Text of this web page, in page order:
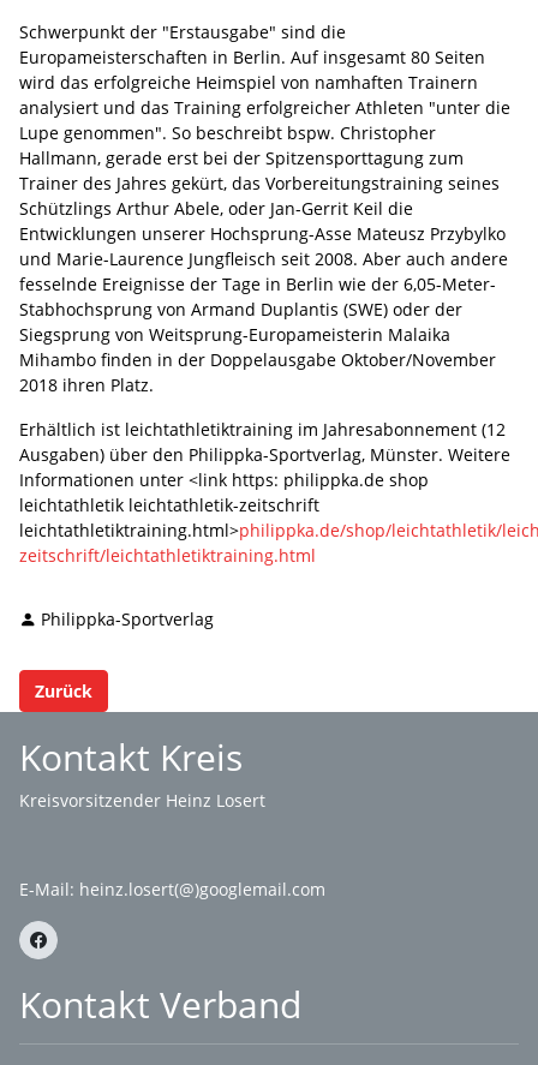
Schwerpunkt der "Erstausgabe" sind die
Europameisterschaften in Berlin. Auf insgesamt 80 Seiten
wird das erfolgreiche Heimspiel von namhaften Trainern
analysiert und das Training erfolgreicher Athleten "unter die
Lupe genommen". So beschreibt bspw. Christopher
Hallmann, gerade erst bei der Spitzensporttagung zum
Trainer des Jahres gekürt, das Vorbereitungstraining seines
Schützlings Arthur Abele, oder Jan-Gerrit Keil die
Entwicklungen unserer Hochsprung-Asse Mateusz Przybylko
und Marie-Laurence Jungfleisch seit 2008. Aber auch andere
fesselnde Ereignisse der Tage in Berlin wie der 6,05-Meter-
Stabhochsprung von Armand Duplantis (SWE) oder der
Siegsprung von Weitsprung-Europameisterin Malaika
Mihambo finden in der Doppelausgabe Oktober/November
2018 ihren Platz.
Erhältlich ist leichtathletiktraining im Jahresabonnement (12
Ausgaben) über den Philippka-Sportverlag, Münster. Weitere
Informationen unter <link https: philippka.de shop
leichtathletik leichtathletik-zeitschrift
leichtathletiktraining.html>philippka.de/shop/leichtathletik/
zeitschrift/leichtathletiktraining.html
Philippka-Sportverlag
Zurück
Kontakt Kreis
Kreisvorsitzender Heinz Losert
E-Mail: heinz.losert(@)googlemail.com
Kontakt Verband